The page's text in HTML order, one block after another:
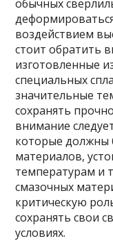
обычных
воздействием
стоит обратить
изготовленные
специальных
значительные
сохранять
внимание
которые должны
материалов,
температурам и
смазочных
критическую
сохранять свои
условиях.